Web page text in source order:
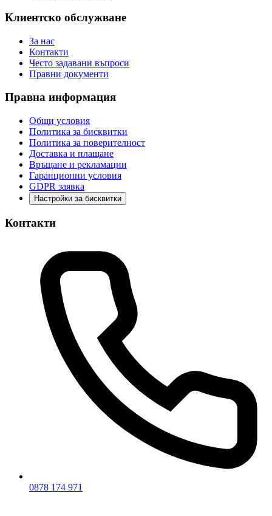
Клиентско обслужване
За нас
Контакти
Често задавани въпроси
Правни документи
Правна информация
Общи условия
Политика за бисквитки
Политика за поверителност
Доставка и плащане
Връщане и рекламации
Гаранционни условия
GDPR заявка
Настройки за бисквитки
Контакти
0878 174 971